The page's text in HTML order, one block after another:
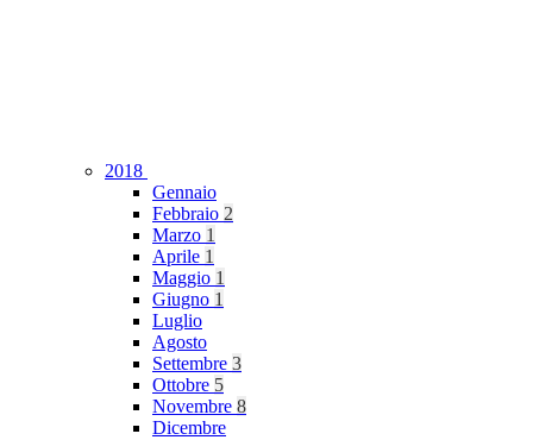
2018
Gennaio
Febbraio 2
Marzo 1
Aprile 1
Maggio 1
Giugno 1
Luglio
Agosto
Settembre 3
Ottobre 5
Novembre 8
Dicembre